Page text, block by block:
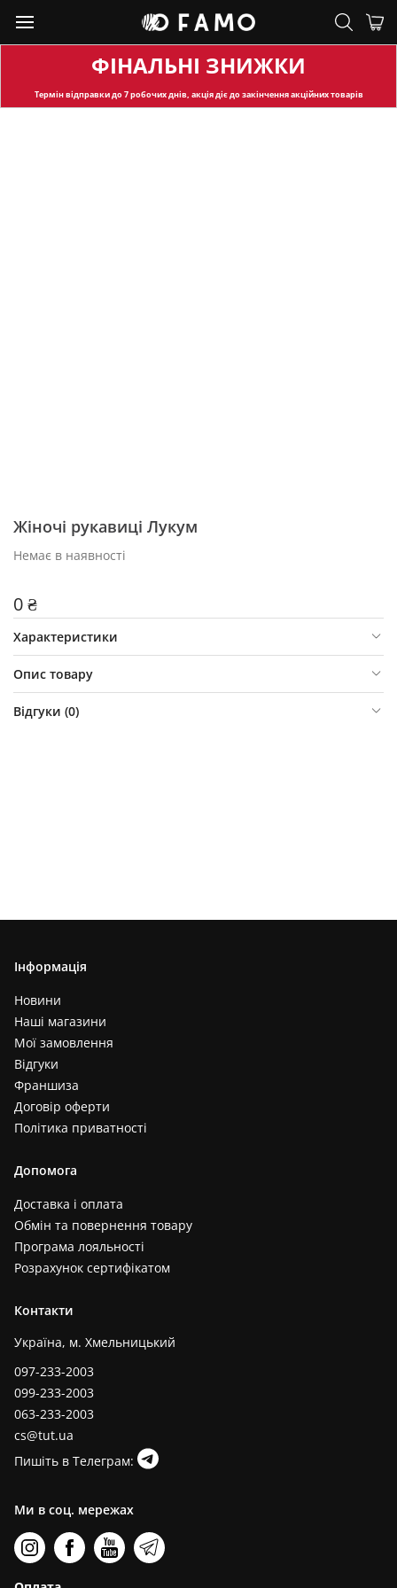
ФІНАЛЬНІ ЗНИЖКИ
Термін відправкидо 7 робочих днів, акція діє до закінчення акційних товарів
Жіночі рукавиці Лукум
Немає в наявності
0 ₴
Характеристики
Опис товару
Відгуки (0)
Інформація
Новини
Наші магазини
Мої замовлення
Відгуки
Франшиза
Договір оферти
Політика приватності
Допомога
Доставка і оплата
Обмін та повернення товару
Програма лояльності
Розрахунок сертифікатом
Контакти
Україна, м. Хмельницький
097-233-2003
099-233-2003
063-233-2003
cs@tut.ua
Пишіть в Телеграм:
Ми в соц. мережах